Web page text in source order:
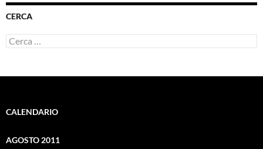
CERCA
Ricerca
per:
CALENDARIO
AGOSTO 2011